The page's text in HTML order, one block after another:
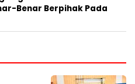
Benar Berpihak Pada